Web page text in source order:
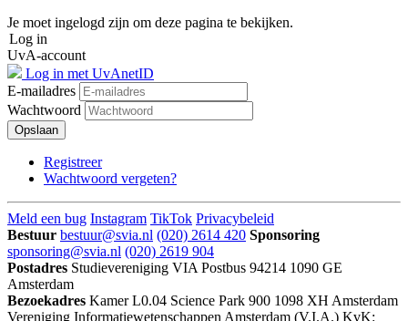
Je moet ingelogd zijn om deze pagina te bekijken.
Log in
UvA-account
Log in met UvAnetID
E-mailadres
Wachtwoord
Opslaan
Registreer
Wachtwoord vergeten?
Meld een bug Instagram TikTok Privacybeleid
Bestuur bestuur@svia.nl (020) 2614 420 Sponsoring
sponsoring@svia.nl (020) 2619 904
Postadres Studievereniging VIA Postbus 94214 1090 GE
Amsterdam
Bezoekadres Kamer L0.04 Science Park 900 1098 XH Amsterdam
Vereniging Informatiewetenschappen Amsterdam (V.I.A.) KvK: